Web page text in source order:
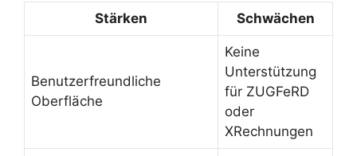
Stärken Schwächen
Benutzerfreundliche
Oberfläche
Keine
Unterstützung
für ZUGFeRD
oder
XRechnungen